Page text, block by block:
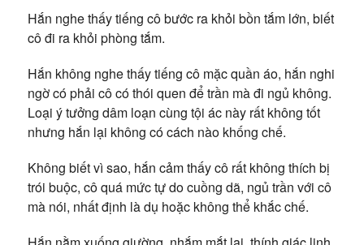
Hắn nghe thấy tiếng cô bước ra khỏi bồn tắm lớn, biết
cô đi ra khỏi phòng tắm.
Hắn không nghe thấy tiếng cô mặc quần áo, hắn nghi
ngờ có phải cô có thói quen để trần mà đi ngủ không.
Loại ý tưởng dâm loạn cùng tội ác này rất không tốt
nhưng hắn lại không có cách nào khống chế.
Không biết vì sao, hắn cảm thấy cô rất không thích bị
trói buộc, cô quá mức tự do cuồng dã, ngủ trần với cô
mà nói, nhất định là dụ hoặc không thể khắc chế.